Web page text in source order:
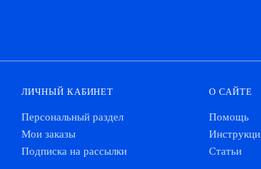
ЛИЧНЫЙ КАБИНЕТ
Персональный раздел
Мои заказы
Подписка на рассылки
О САЙТЕ
Помощь
Статьи